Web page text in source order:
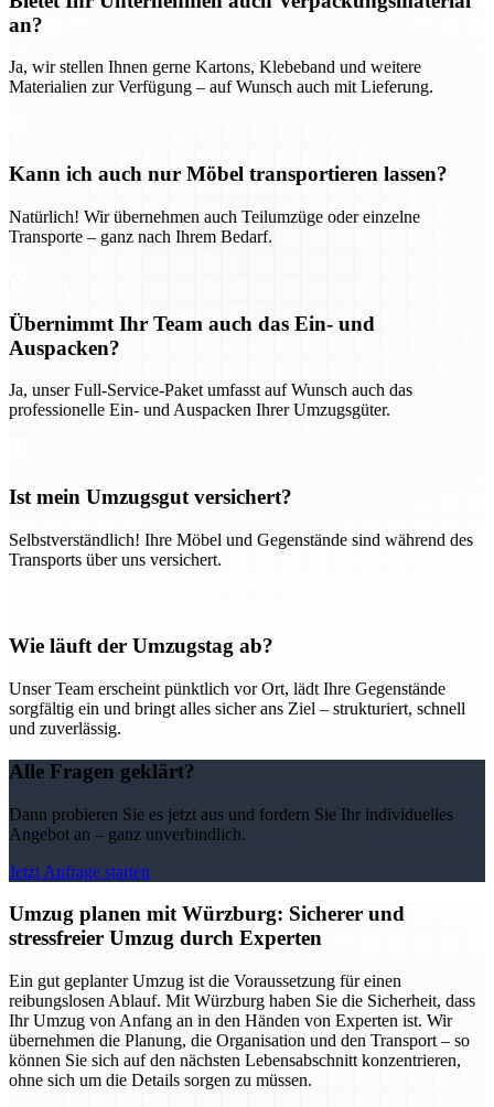
an?
Ja, wir stellen Ihnen gerne Kartons, Klebeband und weitere
Materialien zur Verfügung – auf Wunsch auch mit Lieferung.
Kann ich auch nur Möbel transportieren lassen?
Natürlich! Wir übernehmen auch Teilumzüge oder einzelne
Transporte – ganz nach Ihrem Bedarf.
Übernimmt Ihr Team auch das Ein- und
Auspacken?
Ja, unser Full-Service-Paket umfasst auf Wunsch auch das
professionelle Ein- und Auspacken Ihrer Umzugsgüter.
Ist mein Umzugsgut versichert?
Selbstverständlich! Ihre Möbel und Gegenstände sind während des
Transports über uns versichert.
Wie läuft der Umzugstag ab?
Unser Team erscheint pünktlich vor Ort, lädt Ihre Gegenstände
sorgfältig ein und bringt alles sicher ans Ziel – strukturiert, schnell
und zuverlässig.
Alle Fragen geklärt?
Dann probieren Sie es jetzt aus und fordern Sie Ihr individuelles
Angebot an – ganz unverbindlich.
Jetzt Anfrage starten
Umzug planen mit Würzburg: Sicherer und
stressfreier Umzug durch Experten
Ein gut geplanter Umzug ist die Voraussetzung für einen
reibungslosen Ablauf. Mit Würzburg haben Sie die Sicherheit, dass
Ihr Umzug von Anfang an in den Händen von Experten ist. Wir
übernehmen die Planung, die Organisation und den Transport – so
können Sie sich auf den nächsten Lebensabschnitt konzentrieren,
ohne sich um die Details sorgen zu müssen.